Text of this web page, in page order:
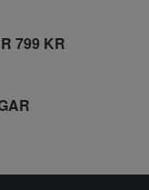
799 KR